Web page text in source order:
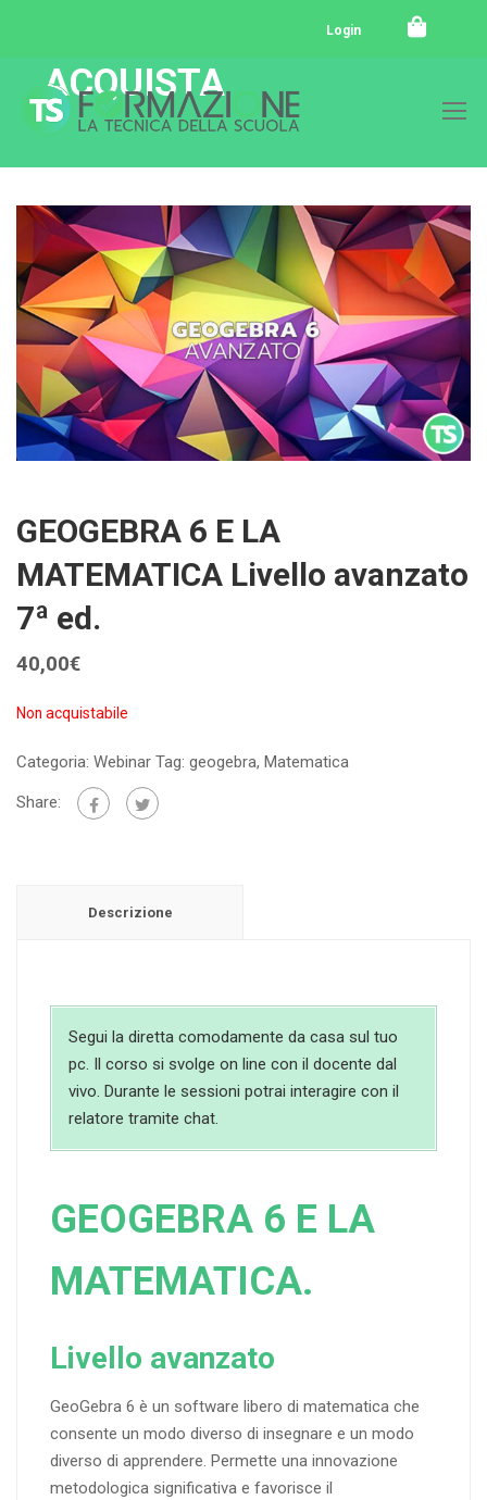
Login
ACQUISTA
GEOGEBRA 6 E LA
MATEMATICA Livello avanzato
7ª ed.
40,00€
Non acquistabile
Categoria: Webinar Tag: geogebra, Matematica
Share:
Descrizione
Segui la diretta comodamente da casa sul tuo
pc. Il corso si svolge on line con il docente dal
vivo. Durante le sessioni potrai interagire con il
relatore tramite chat.
GEOGEBRA 6 E LA
MATEMATICA.
Livello avanzato
GeoGebra 6 è un software libero di matematica che
consente un modo diverso di insegnare e un modo
diverso di apprendere. Permette una innovazione
metodologica significativa e favorisce il